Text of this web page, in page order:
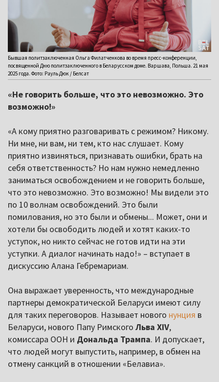
Бывшая политзаключенная Ольга Филатченкова во время пресс-конференции,
посвященной Дню политзаключенного в Беларусском доме. Варшава, Польша. 21 мая
2025 года. Фото: Рауль Дюк / Белсат
«Не говорить больше, что это невозможно. Это
возможно!»
«А кому приятно разговаривать с режимом? Никому.
Ни мне, ни вам, ни тем, кто нас слушает. Кому
приятно извиняться, признавать ошибки, брать на
себя ответственность? Но нам нужно немедленно
заниматься освобождением и не говорить больше,
что это невозможно. Это возможно! Мы видели это
по 10 волнам освобождений. Это были
помилования, но это были и обмены... Может, они и
хотели бы освободить людей и хотят каких-то
уступок, но никто сейчас не готов идти на эти
уступки. А диалог начинать надо!» – вступает в
дискуссию Алана Гебремариам.
Она выражает уверенность, что международные
партнеры демократической Беларуси имеют силу
для таких переговоров. Называет нового нунция в
Беларуси, нового Папу Римского Льва XIV,
комиссара ООН и Дональда Трампа. И допускает,
что людей могут выпустить, например, в обмен на
отмену санкций в отношении «Белавиа».